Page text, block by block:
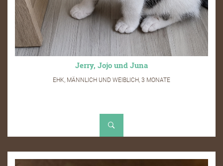
Jerry, Jojo und Juna
EHK, MÄNNLICH UND WEIBLICH, 3 MONATE